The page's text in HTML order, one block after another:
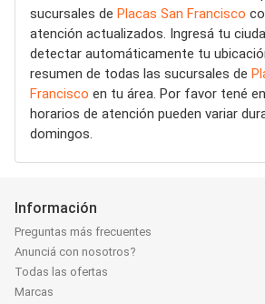
sucursales de Placas San Francisco
atención actualizados. Ingresá tu
detectar automáticamente tu
resumen de todas las sucursales de
Francisco en tu área. Por favor tené
horarios de atención pueden variar
domingos.
Información
Preguntas más frecuentes
Anunciá con nosotros?
Todas las ofertas
Marcas